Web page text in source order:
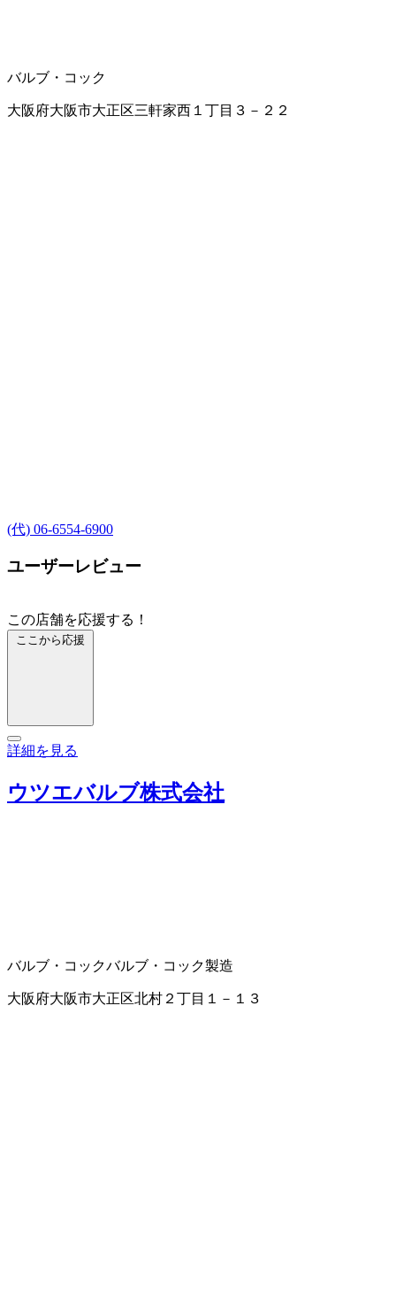
バルブ・コック
大阪府大阪市大正区三軒家西１丁目３－２２
(代) 06-6554-6900
ユーザーレビュー
この店舗を応援する！
ここから応援
詳細を見る
ウツエバルブ株式会社
バルブ・コックバルブ・コック製造
大阪府大阪市大正区北村２丁目１－１３